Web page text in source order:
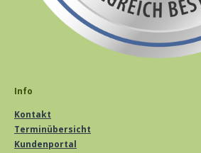
Info
Kontakt
Terminübersicht
Kundenportal